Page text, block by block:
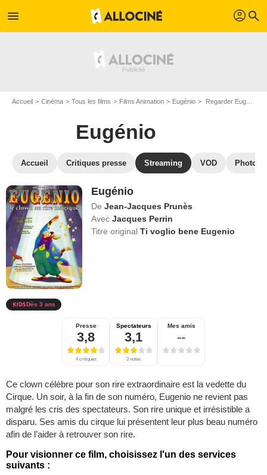
menu profil search
Accueil Cinéma Tous les films Films Animation Eugénio Regarder Eugénio en SVOD
Eugénio
Accueil Critiques presse Streaming VOD Photos
Eugénio
De Jean-Jacques Prunès
Avec Jacques Perrin
Titre originalTi voglio bene Eugenio
Dès 3 ans
Presse
3,8
4 critiques
Spectateurs
3,1
3 notes
Mes amis
--
Ce clown célèbre pour son rire extraordinaire est la vedette du
Cirque. Un soir, à la fin de son numéro, Eugenio ne revient pas
malgré les cris des spectateurs. Son rire unique et irrésistible a
disparu. Ses amis du cirque lui présentent leur plus beau numéro
afin de l’aider à retrouver son rire.
Pour visionner ce film, choisissez l'un des services
suivants :